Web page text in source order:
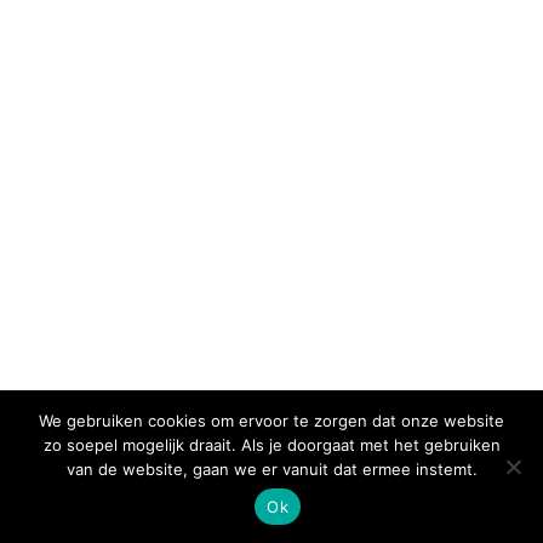
We gebruiken cookies om ervoor te zorgen dat onze website
zo soepel mogelijk draait. Als je doorgaat met het gebruiken
van de website, gaan we er vanuit dat ermee instemt.
Ok